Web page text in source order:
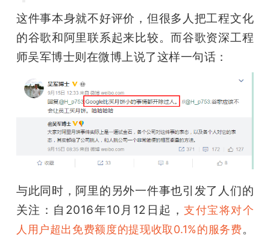
这件事本身就不好评价，但很多人把工程文化
的谷歌和阿里联系起来比较。而谷歌资深工程
师吴军博士则在微博上说了这样一句话：
与此同时，阿里的另外一件事也引发了人们的
关注：自2016年10月12日起，支付宝将对个
人用户超出免费额度的提现收取0.1%的服务费。